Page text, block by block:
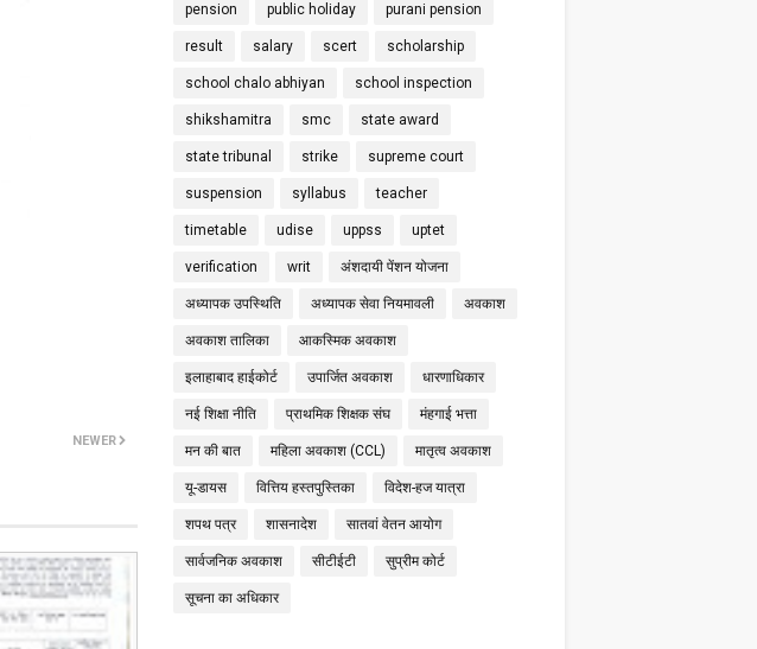
NEWER
pension public holiday purani pension
result salary scert scholarship
school chalo abhiyan school inspection
shikshamitra smc state award
state tribunal strike supreme court
suspension syllabus teacher
timetable udise uppss uptet
verification writ अंशदायी पेंशन योजना
अध्यापक उपस्थिति अध्यापक सेवा नियमावली अवकाश
अवकाश तालिका आकस्मिक अवकाश
इलाहाबाद हाईकोर्ट उपार्जित अवकाश धारणाधिकार
नई शिक्षा नीति प्राथमिक शिक्षक संघ मंहगाई भत्ता
मन की बात महिला अवकाश (CCL) मातृत्व अवकाश
यू-डायस वित्तिय हस्तपुस्तिका विदेश-हज यात्रा
शपथ पत्र शासनादेश सातवां वेतन आयोग
सार्वजनिक अवकाश सीटीईटी सुप्रीम कोर्ट
सूचना का अधिकार